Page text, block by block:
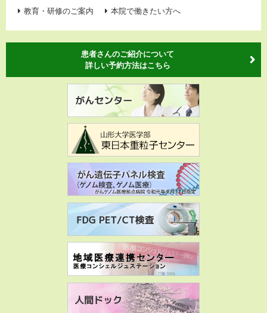
教育・研修のご案内 本院で働きたい方へ
患者さんのご紹介について
詳しい予約方法はこちら